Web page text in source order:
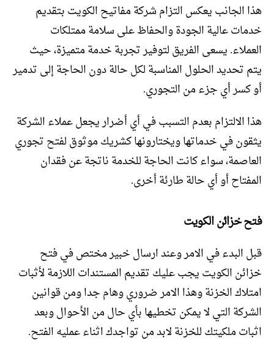
هذا الجانب يعكس التزام شركة مفاتيح الكويت بتقديم
خدمات عالية الجودة والحفاظ على سلامة ممتلكات
العملاء. يسعى الفريق لتوفير تجربة خدمة متميزة، حيث
يتم تحديد الحلول المناسبة لكل حالة دون الحاجة إلى تدمير
أو كسر أي جزء من التجوري.
هذا الالتزام بعدم التسبب في أي أضرار يجعل عملاء الشركة
يثقون في خدماتها ويختارونها كشريك موثوق لفتح تجوري
العاصمة، سواء كانت الحاجة للخدمة ناتجة عن فقدان
المفتاح أو أي حالة طارئة أخرى.
فتح خزائن الكويت
قبل البدء في الامر وعند ارسال خبير مختص في فتح
خزائن الكويت يجب عليك تقديم المستندات اللازمة لأثبات
امتلاك الخزنة وهذا الامر ضروري وهام جدا ومن قوانين
الشركة التي لا يمكن تخطيها بأي حال من الأحوال وبعد
اثبات ملكيتك للخزنة لابد من تواجدك اثناء عمليه الفتح.